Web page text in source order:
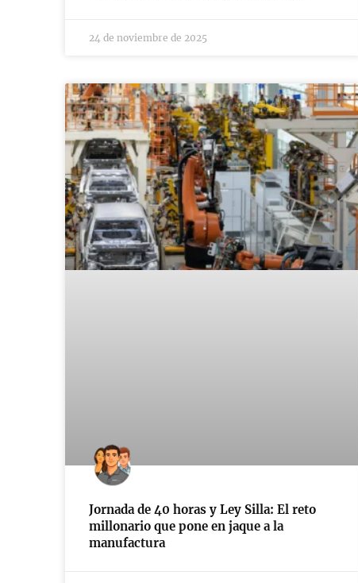
24 de noviembre de 2025
Jornada de 40 horas y Ley Silla: El reto
millonario que pone en jaque a la
manufactura